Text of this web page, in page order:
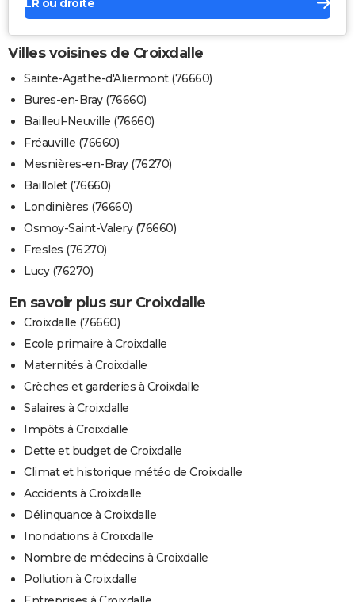
LR ou droite
Villes voisines de Croixdalle
Sainte-Agathe-d'Aliermont (76660)
Bures-en-Bray (76660)
Bailleul-Neuville (76660)
Fréauville (76660)
Mesnières-en-Bray (76270)
Baillolet (76660)
Londinières (76660)
Osmoy-Saint-Valery (76660)
Fresles (76270)
Lucy (76270)
En savoir plus sur Croixdalle
Croixdalle (76660)
Ecole primaire à Croixdalle
Maternités à Croixdalle
Crèches et garderies à Croixdalle
Salaires à Croixdalle
Impôts à Croixdalle
Dette et budget de Croixdalle
Climat et historique météo de Croixdalle
Accidents à Croixdalle
Délinquance à Croixdalle
Inondations à Croixdalle
Nombre de médecins à Croixdalle
Pollution à Croixdalle